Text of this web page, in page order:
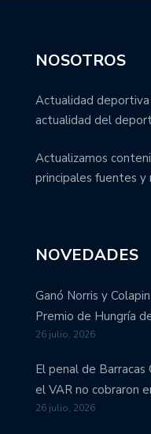
NOSOTROS
Actualidad
actualidad del
Actualizamos
principales fuentes y
NOVEDADES
Ganó Norris y
Premio de Hungría
26 julio, 2026
El penal de
el VAR no cobraron
26 julio, 2026